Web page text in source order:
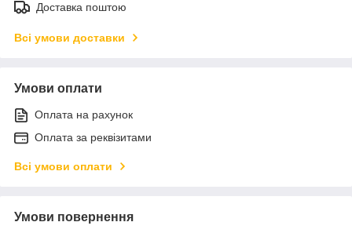
Доставка поштою
Всі умови доставки
Умови оплати
Оплата на рахунок
Оплата за реквізитами
Всі умови оплати
Умови повернення